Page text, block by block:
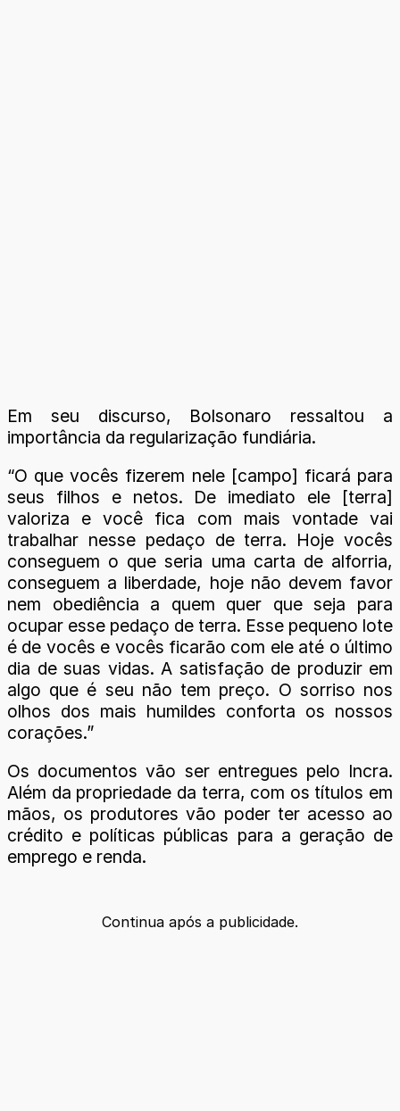
Em seu discurso, Bolsonaro ressaltou a
importância da regularização fundiária.
“O que vocês fizerem nele [campo] ficará para
seus filhos e netos. De imediato ele [terra]
valoriza e você fica com mais vontade vai
trabalhar nesse pedaço de terra. Hoje vocês
conseguem o que seria uma carta de alforria,
conseguem a liberdade, hoje não devem favor
nem obediência a quem quer que seja para
ocupar esse pedaço de terra. Esse pequeno lote
é de vocês e vocês ficarão com ele até o último
dia de suas vidas. A satisfação de produzir em
algo que é seu não tem preço. O sorriso nos
olhos dos mais humildes conforta os nossos
corações.”
Os documentos vão ser entregues pelo Incra.
Além da propriedade da terra, com os títulos em
mãos, os produtores vão poder ter acesso ao
crédito e políticas públicas para a geração de
emprego e renda.
Continua após a publicidade.